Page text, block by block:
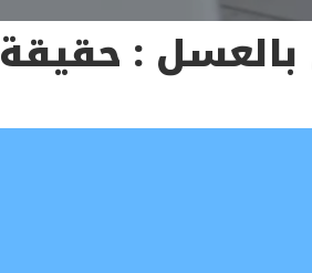
: حقيقة